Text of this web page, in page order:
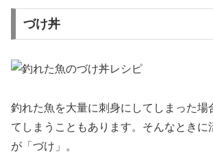
づけ丼
釣れた魚を大量に刺身にしてしまった場
てしまうこともあります。そんなときに
が「づけ」。